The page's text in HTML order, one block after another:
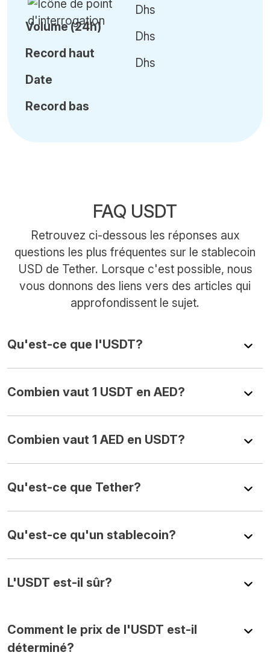
Volume (24h)
Record haut
Date
Record bas
Dhs
Dhs
Dhs
FAQ USDT
Retrouvez ci-dessous les réponses aux
questions les plus fréquentes sur le stablecoin
USD de Tether. Lorsque c'est possible, nous
vous donnons des liens vers des articles qui
approfondissent le sujet.
Qu'est-ce que l'USDT?
Combien vaut 1 USDT en AED?
Combien vaut 1 AED en USDT?
Qu'est-ce que Tether?
Qu'est-ce qu'un stablecoin?
L'USDT est-il sûr?
Comment le prix de l'USDT est-il
déterminé?